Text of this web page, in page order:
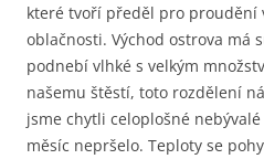
které tvoří předěl pro proudění
oblačnosti. Východ ostrova má
podnebí vlhké s velkým
našemu štěstí, toto rozdělení
jsme chytli celoplošné
měsíc nepršelo. Teploty se